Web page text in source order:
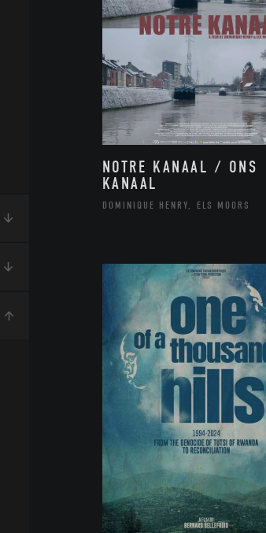
NOTRE KANAAL / ONS
KANAAL
DOMINIQUE HENRY, ELS MOORS